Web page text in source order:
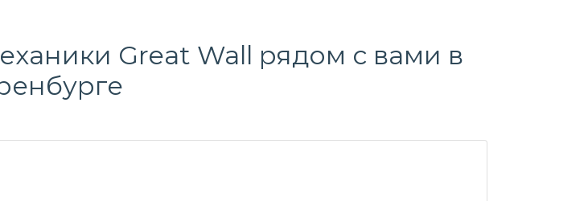
Great Wall рядом с вами в